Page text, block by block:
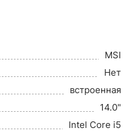
MSI
Нет
встроенная
14.0"
Intel Core i5